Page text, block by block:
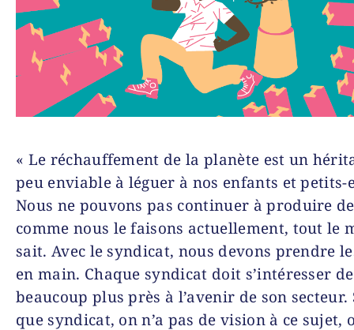
« Le réchauffement de la planète est un
peu enviable à léguer à nos enfants et petits-
Nous ne pouvons pas continuer à produire
comme nous le faisons actuellement, tout le
sait. Avec le syndicat, nous devons prendre
en main. Chaque syndicat doit s’intéresser de
beaucoup plus près à l’avenir de son secteur.
que syndicat, on n’a pas de vision à ce sujet,